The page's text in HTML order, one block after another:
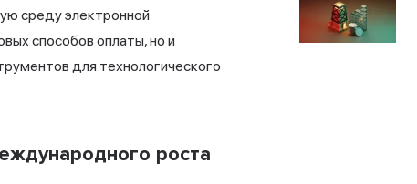
средуэлектронной
способов оплаты, но и
для технологического
роста